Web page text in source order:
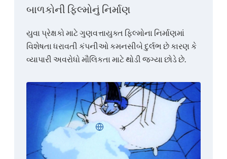
લોગ ઇન કરો
ગુજરાતી
બાળકોની ફિલ્મોનું નિર્માણ
યુવા પ્રેક્ષકો માટે ગુણવત્તાયુક્ત ફિલ્મોના નિર્માણમાં
વિશેષતા ધરાવતી કંપનીઓ કમનસીબે દુર્લભ છે કારણ કે
વ્યાપારી અવરોધો મૌલિકતા માટે થોડી જગ્યા છોડે છે.